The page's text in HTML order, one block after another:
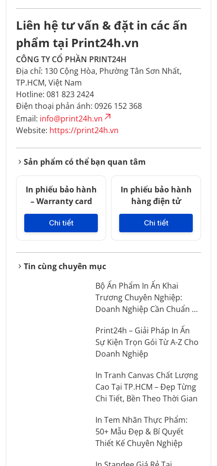
Liên hệ tư vấn & đặt in các ấn
phẩm tại Print24h.vn
CÔNG TY CỔ PHẦN PRINT24H
Địa chỉ: 130 Cộng Hòa, Phường Tân Sơn Nhất,
TP.HCM, Việt Nam
Hotline: 081 823 2424
Điện thoại phản ánh: 0926 152 368
Email: info@print24h.vn
Website: https://print24h.vn
Sản phẩm có thể bạn quan tâm
In phiếu bảo hành
– Warranty card
Chi tiết
In phiếu bảo hành
hàng điện tử
Chi tiết
Tin cùng chuyên mục
Bộ Ấn Phẩm In Ấn Khai
Trương Chuyên Nghiệp:
Doanh Nghiệp Cần Chuẩn Bị
Print24h – Giải Pháp In Ấn
Sự Kiện Trọn Gói Từ A-Z Cho
Doanh Nghiệp
In Tranh Canvas Chất Lượng
Cao Tại TP.HCM – Đẹp Từng
Chi Tiết, Bền Theo Thời Gian
In Tem Nhãn Thực Phẩm:
50+ Mẫu Đẹp & Bí Quyết
Thiết Kế Chuyên Nghiệp